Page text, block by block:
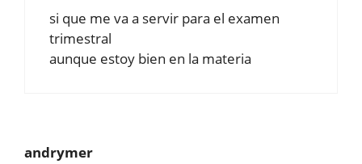
si que me va a servir para el examen
trimestral
aunque estoy bien en la materia
andrymer